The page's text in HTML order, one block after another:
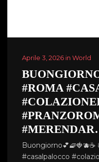
Aprile 3, 2026 in World
#ROMA
#casalpalocco